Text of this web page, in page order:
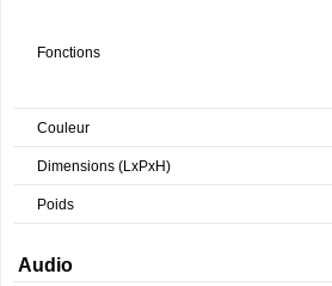
Fonctions
Couleur
Dimensions (LxPxH)
Poids
Audio